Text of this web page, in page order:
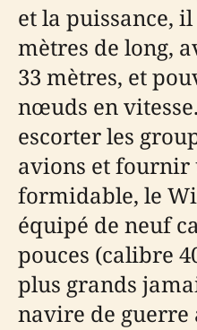
et la puissance,
mètres de long,
33 mètres, et
nœuds en
escorter les
avions et fournir
formidable, le
équipé de neuf
pouces (calibre
plus grands
navire de